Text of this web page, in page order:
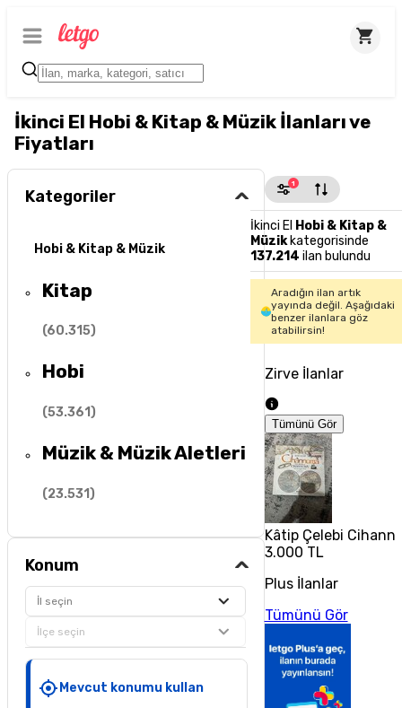
İkinci El Hobi & Kitap & Müzik İlanları ve
Fiyatları
Kategoriler
Hobi & Kitap & Müzik
Kitap
(60.315)
Hobi
(53.361)
Müzik & Müzik Aletleri
(23.531)
Konum
İl seçin
İlçe seçin
Mevcut konumu kullan
1
İkinci El Hobi & Kitap &
Müzikkategorisinde
137.214 ilan bulundu
Aradığın ilan artık
yayında değil. Aşağıdaki
benzer ilanlara göz
atabilirsin!
Zirve İlanlar
Tümünü Gör
Kâtip Çelebi
3.000 TL
Plus İlanlar
Tümünü Gör